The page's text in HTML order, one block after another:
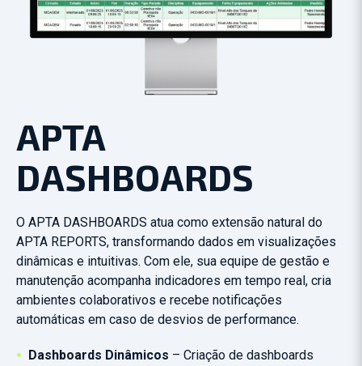
APTA
DASHBOARDS​
O APTA DASHBOARDS atua como extensão natural do
APTA REPORTS, transformando dados em visualizações
dinâmicas e intuitivas. Com ele, sua equipe de gestão e
manutenção acompanha indicadores em tempo real, cria
ambientes colaborativos e recebe notificações
automáticas em caso de desvios de performance.
Dashboards Dinâmicos – Criação de dashboards